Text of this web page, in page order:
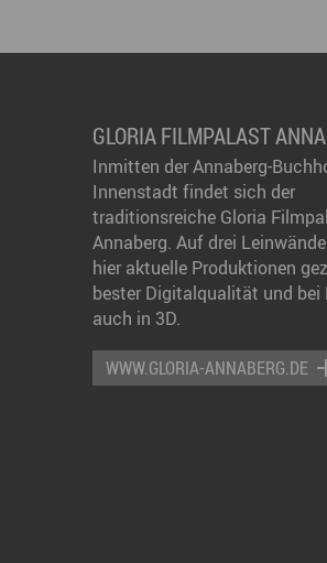
GLORIA FILMPALAST
Inmitten der Annaberg-
Innenstadt findet sich der
traditionsreiche Gloria
Annaberg. Auf drei
hier aktuelle Produktionen
bester Digitalqualität und bei
auch in 3D.
WWW.GLORIA-ANNABERG.DE